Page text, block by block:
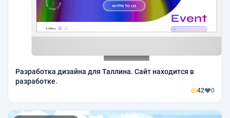
Разработка дизайна для Таллина. Сайт находится в
разработке.
42 0